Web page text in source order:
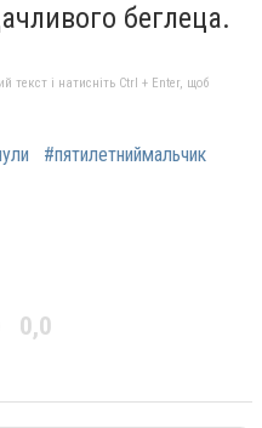
беглеца.
текст і натисніть Ctrl + Enter, щоб
#пятилетниймальчик
0,0